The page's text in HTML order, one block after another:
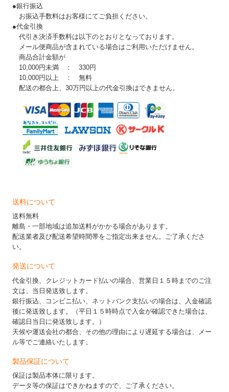
●銀行振込
お振込手数料はお客様にてご負担ください。
●代金引換
代引き決済手数料は以下のとおりとなっております。
メール便商品が含まれている場合はご利用いただけません。
商品合計金額が
10,000円未満 ： 330円
10,000円以上 ： 無料
配送の都合上、30万円以上の代金引換はできません。
送料について
送料無料
離島・一部地域は追加送料がかかる場合があります。
配送業者及び配送希望時間帯をご指定出来ません。ご了承くださ
い。
発送について
代金引換、クレジットカード払いの場合、営業日１５時までのご注
文は、当日発送致します。
銀行振込、コンビニ払い、ネットバンク支払いの場合は、入金確認
後に発送致します。（平日１５時時点で入金が確認できた場合は、
確認日当日に発送致します。）
天候や運送会社の都合、その他の理由により遅延する場合は、メー
ル等でご連絡いたします。
製品保証について
保証は製品本体に限ります。
データ等の保証はできかねますので、ご了承ください。